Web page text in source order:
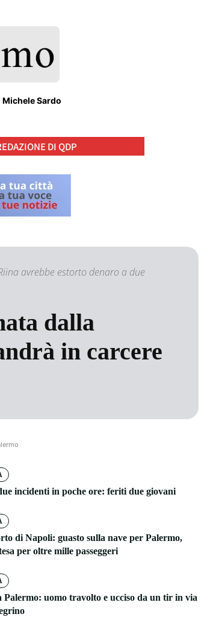
Michele Sardo
DI QDP
avrebbe estorto denaro a due
dalla
in carcere
incidenti in poche ore: feriti due giovani
di Napoli: guasto sulla nave per Palermo,
per oltre mille passeggeri
Palermo: uomo travolto e ucciso da un tir in via